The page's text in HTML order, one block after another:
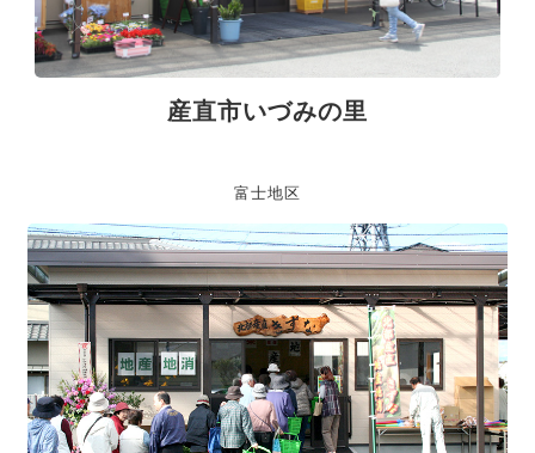
産直市いづみの里
富士地区